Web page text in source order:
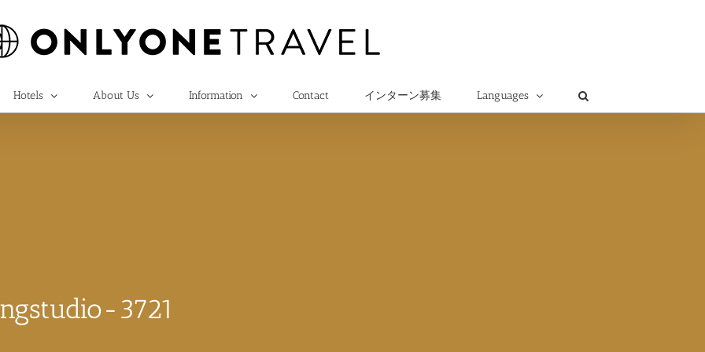
Hotels About Us Information Contact インターン募集 Languages
3721